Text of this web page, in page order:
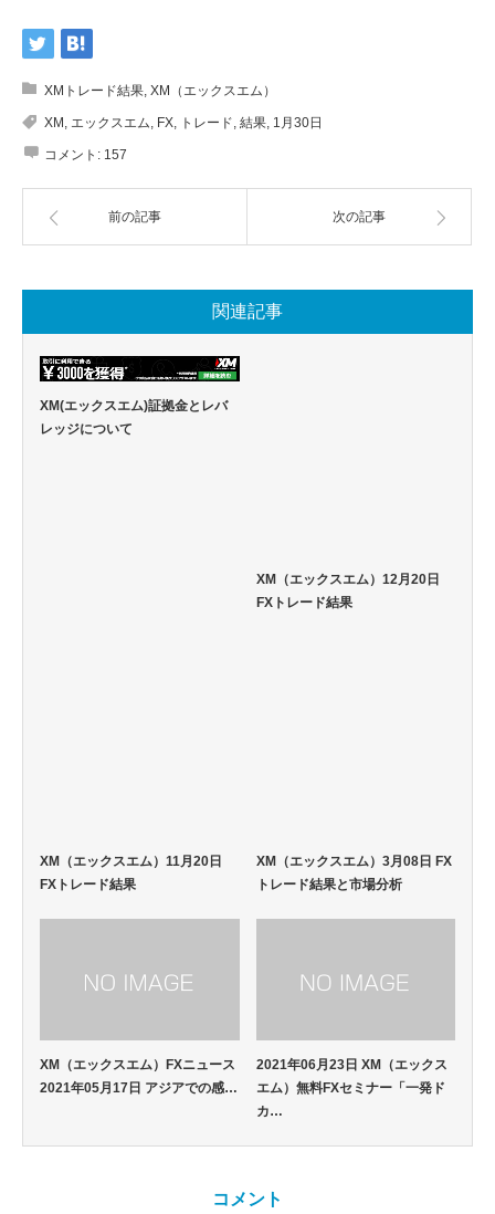
XMトレード結果 XM（エックスエム）
XM エックスエム FX トレード 結果 1月30日
コメント: 157
前の記事 次の記事
関連記事
XM(エックスエム)証拠金とレバ
レッジについて
XM（エックスエム）12月20日
FXトレード結果
XM（エックスエム）11月20日
FXトレード結果
XM（エックスエム）3月08日 FX
トレード結果と市場分析
XM（エックスエム）FXニュース
2021年05月17日 アジアでの感…
2021年06月23日 XM（エックス
エム）無料FXセミナー「一発ド
カ…
コメント